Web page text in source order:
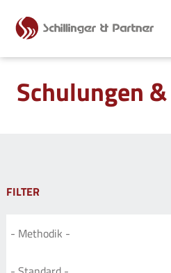
Schulungen
FILTER